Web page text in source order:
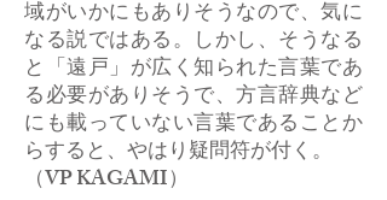
域がいかにもありそうなので、気に
なる説ではある。しかし、そうなる
と「遠戸」が広く知られた言葉であ
る必要がありそうで、方言辞典など
にも載っていない言葉であることか
らすると、やはり疑問符が付く。
​（VP KAGAMI）